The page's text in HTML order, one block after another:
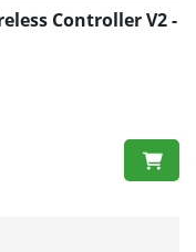
Controller V2 -